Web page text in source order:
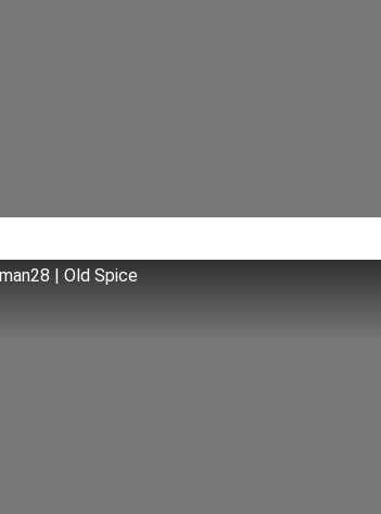
| Old Spice